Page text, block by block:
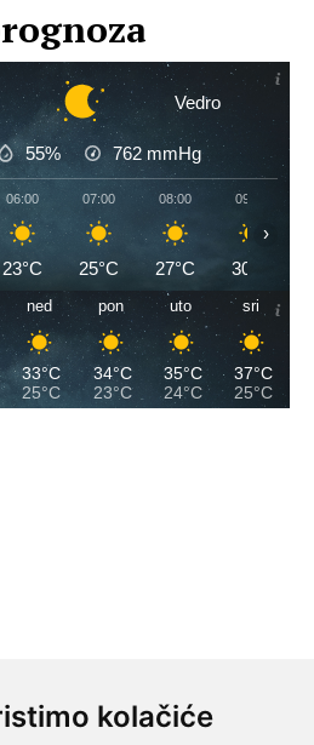
kolačiće
Vedro
55% 762 mmHg
06:00
23°C
07:00
25°C
08:00
27°C
09:00
30°C
›
ned
33°C
25°C
pon
34°C
23°C
uto
35°C
24°C
sri
37°C
25°C